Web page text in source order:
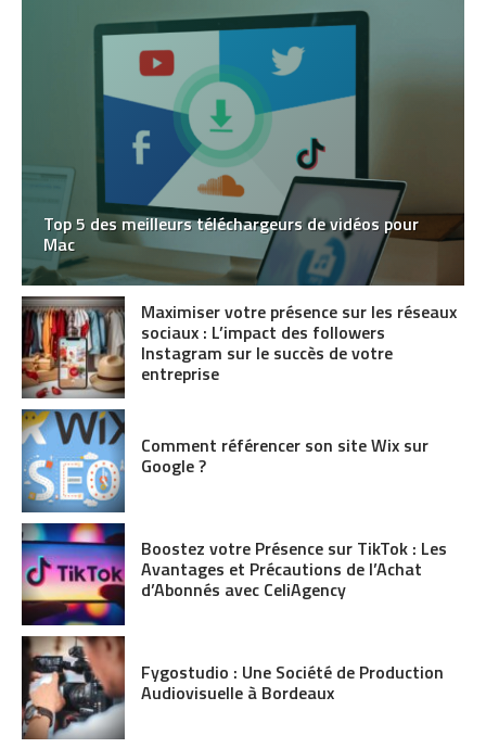
Top 5 des meilleurs téléchargeurs de vidéos pour
Mac
Maximiser votre présence sur les réseaux
sociaux : L’impact des followers
Instagram sur le succès de votre
entreprise
Comment référencer son site Wix sur
Google ?
Boostez votre Présence sur TikTok : Les
Avantages et Précautions de l’Achat
d’Abonnés avec CeliAgency
Fygostudio : Une Société de Production
Audiovisuelle à Bordeaux